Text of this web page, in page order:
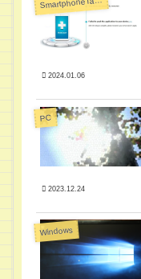
2024.01.06
PC
2023.12.24
Windows